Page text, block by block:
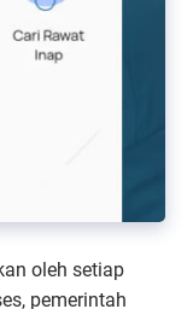
oleh setiap
pemerintah